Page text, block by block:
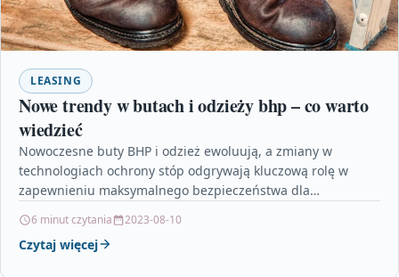
LEASING
Nowe trendy w butach i odzieży bhp – co warto
wiedzieć
Nowoczesne buty BHP i odzież ewoluują, a zmiany w
technologiach ochrony stóp odgrywają kluczową rolę w
zapewnieniu maksymalnego bezpieczeństwa dla
6 minut czytania 2023-08-10
Czytaj więcej